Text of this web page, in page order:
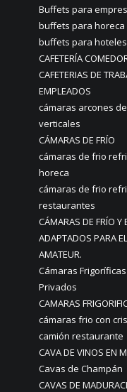
Buffets para
buffets para horeca
buffets para hoteles
CAFETERÍA
CAFETERIAS DE
EMPLEADOS
cámaras arcones
verticales
CÁMARAS DE FRÍO
cámaras de frio
horeca
cámaras de frio
restaurantes
CÁMARAS DE FRÍO Y
ADAPTADOS PARA
AMATEUR.
Cámaras
Privados
CAMARAS
cámaras frio con
camión restaurante
CAVA DE VINOS EN
Cavas de Champán
CAVAS DE